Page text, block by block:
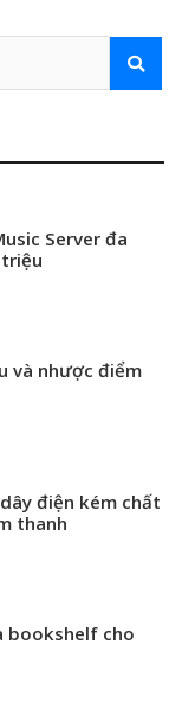
Server đa
và nhược điểm
điện kém chất
thanh
bookshelf cho